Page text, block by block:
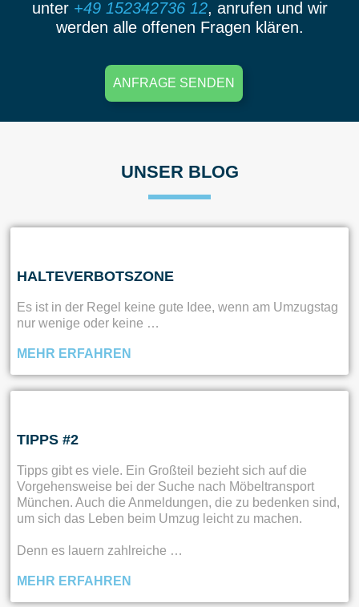
unter+49 152342736 12, anrufen und wir
werden alle offenen Fragen klären.
ANFRAGE SENDEN
UNSER BLOG
HALTEVERBOTSZONE
Es ist in der Regel keine gute Idee, wenn am Umzugstag
nur wenige oder keine …
MEHR ERFAHREN
TIPPS #2
Tipps gibt es viele. Ein Großteil bezieht sich auf die
Vorgehensweise bei der Suche nach Möbeltransport
München. Auch die Anmeldungen, die zu bedenken sind,
um sich das Leben beim Umzug leicht zu machen.
Denn es lauern zahlreiche …
MEHR ERFAHREN